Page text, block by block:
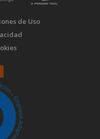
de Uso